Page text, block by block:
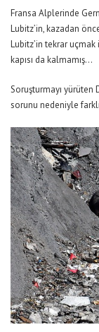
Fransa Alplerinde
Lubitz’in, kazadan
Lubitz’in tekrar
kapısı da kalmamış…
Soruşturmayı yürüten
sorunu nedeniyle